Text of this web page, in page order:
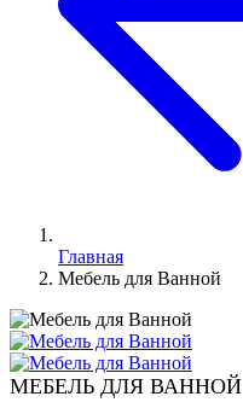
Главная
Мебель для Ванной
МЕБЕЛЬ ДЛЯ ВАННОЙ